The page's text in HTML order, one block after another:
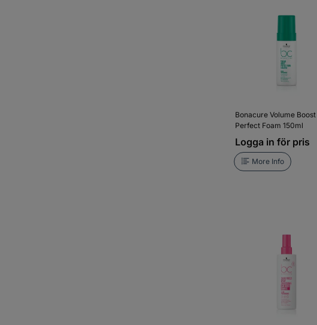
Bonacure Volume Boost
Perfect Foam 150ml
Logga in för pris
More Info